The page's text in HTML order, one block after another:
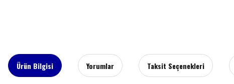
Ürün Bilgisi Yorumlar Taksit Seçenekleri